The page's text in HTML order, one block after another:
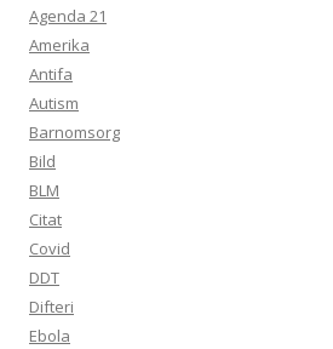
Agenda 21
Amerika
Antifa
Autism
Barnomsorg
Bild
BLM
Citat
Covid
DDT
Difteri
Ebola